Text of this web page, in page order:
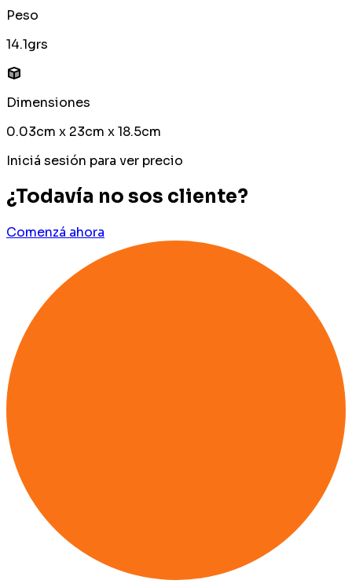
Peso
14.1grs
Dimensiones
0.03cm x 23cm x 18.5cm
Iniciá sesión para ver precio
¿Todavía no sos cliente?
Comenzá ahora